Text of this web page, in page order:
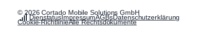
© 2026 Cortado Mobile Solutions GmbH
DienstatusImpressumAGBsDatenschutzerklärung
Cookie-RichtlinieAlle Rechtsdokumente